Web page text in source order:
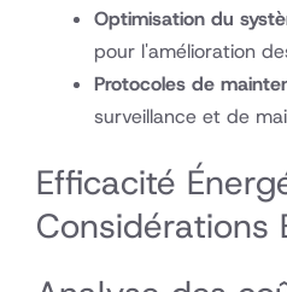
Optimisation du
pour l'amélioration
Protocoles de
surveillance et de
Efficacité
Considérations